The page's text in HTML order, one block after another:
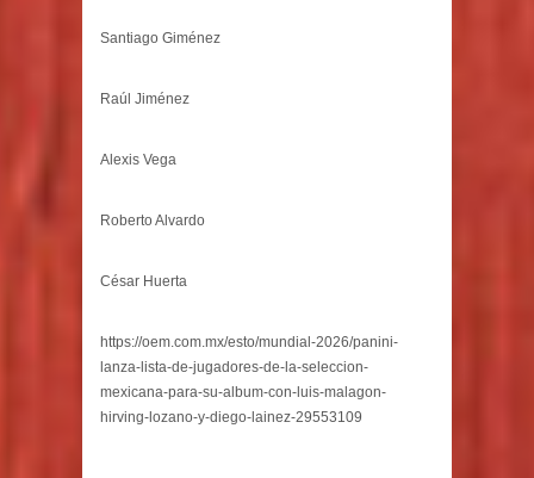
Santiago Giménez
Raúl Jiménez
Alexis Vega
Roberto Alvardo
César Huerta
https://oem.com.mx/esto/mundial-2026/panini-
lanza-lista-de-jugadores-de-la-seleccion-
mexicana-para-su-album-con-luis-malagon-
hirving-lozano-y-diego-lainez-29553109